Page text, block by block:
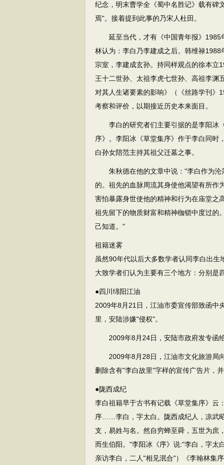
纪念，明末曹学全《蜀中名胜记》载有碑
焉"。接着提到此事的乃宋人杜田。
延至当代，才有《中国青年报》1985
林认为：李白乃李建成之后。韩维禄
宗室，李建成玄孙。持同样观点的徐本立
王十二世孙、太祖李虎七世孙、高祖李渊
对其人生诸要素的影响》（《丝路学刊》
考察和评价，以期接近历史本来面目。
李白的研究者们主要引据的是李阳冰
序》。李阳冰《草堂集序》作于李白同时
白孙女陪范主持其祖父迁墓之事。
朱秋德在他的文章中说："李白作为沦
的。祖先的血脉周流其身使他渴望有所作
害怕暴露身世使他的精神和行为在庙堂之
祖先留下的物质财富和精神枷锁中度过的
己知道。"
祖籍迷雾
虽然90年代以后大多数学者认同李白出生
大致学者们认为主要有三个地方：分别是
●四川绵阳江油
2009年8月21日，江油市委宣传部致函中
里，安陆涉嫌"侵权"。
2009年8月24日，安陆市政府发专函给
2009年8月28日，江油市文化旅游局向
删除含有"李白故里"字样的宣传广告片，
●陇西成纪
李白祖籍早于古书有记载《草堂集序》
序……李白，字太白。陇西成纪人，凉武
支，易姓与名。然自穷蝉至舜，五世为庶
而生伯阳。"李阳冰《序》说:"李白，字太
亲访李白，二人"相见泯合"）《李翰林集